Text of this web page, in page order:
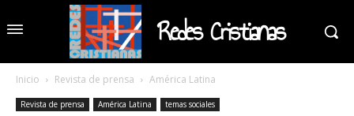
Redes Cristianas
Inicio Revista de prensa América Latina
Revista de prensa América Latina temas sociales